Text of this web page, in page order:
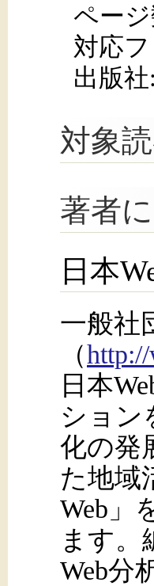
ペー
対応
出版
対象
著者
日本
一般社
（
日本
ション
化の発
た地域
Web」
ます。
Web分